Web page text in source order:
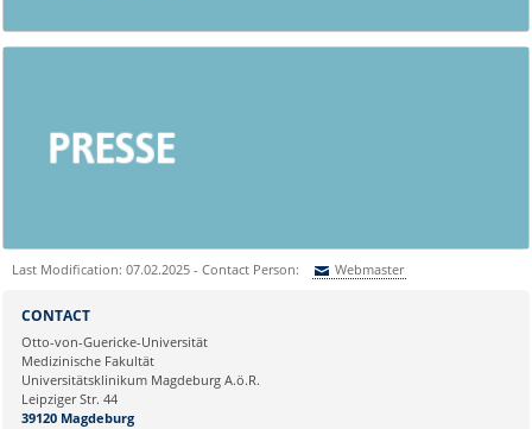
Last Modification: 07.02.2025 - Contact Person: Webmaster
Ihre E-Mailadresse:
Ihr Anliegen:
CONTACT
Otto-von-Guericke-Universität
Medizinische Fakultät
Universitätsklinikum Magdeburg A.ö.R.
Leipziger Str. 44
39120 Magdeburg